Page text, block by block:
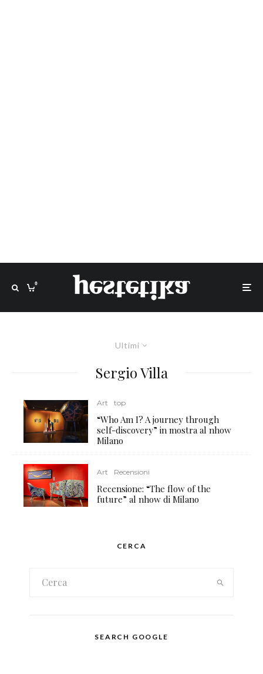
0
Ultimi
Sergio Villa
Art top
“Who Am I? A journey through
self-discovery” in mostra al nhow
Milano
Art Recensioni
Recensione: “The flow of the
future” al nhow di Milano
CERCA
SEARCH GOOGLE